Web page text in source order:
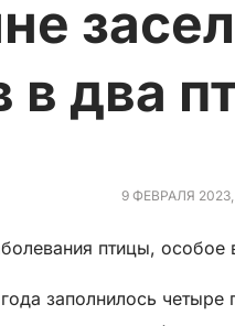
в два
9 ФЕВРАЛЯ 2023,
птицы,
заполнилось